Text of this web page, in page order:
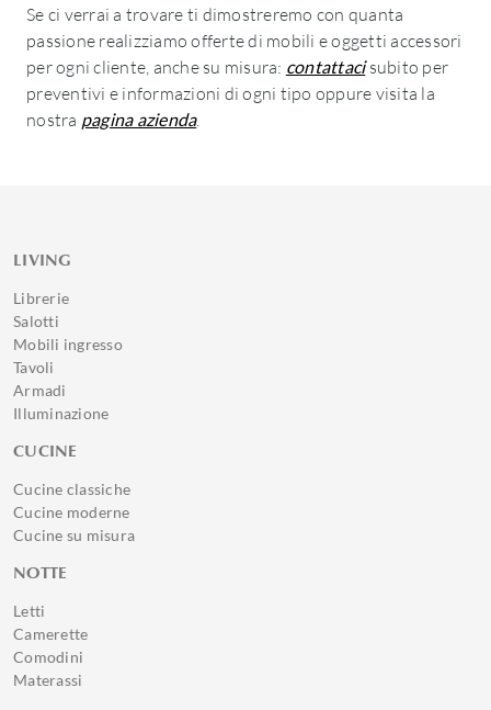
Se ci verrai a trovare ti dimostreremo con quanta
passione realizziamo offerte di mobili e oggetti accessori
per ogni cliente, anche su misura: contattacisubito per
preventivi e informazioni di ogni tipo oppure visita la
nostra pagina azienda.
LIVING
Librerie
Salotti
Mobili ingresso
Tavoli
Armadi
Illuminazione
CUCINE
Cucine classiche
Cucine moderne
Cucine su misura
NOTTE
Letti
Camerette
Comodini
Materassi